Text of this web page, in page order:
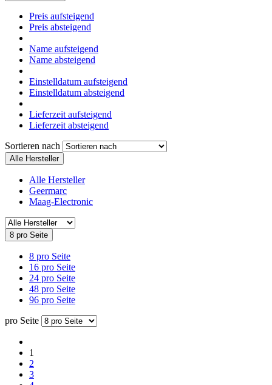
Preis aufsteigend
Preis absteigend
Name aufsteigend
Name absteigend
Einstelldatum aufsteigend
Einstelldatum absteigend
Lieferzeit aufsteigend
Lieferzeit absteigend
Sortieren nach
Alle Hersteller
Alle Hersteller
Geermarc
Maag-Electronic
8 pro Seite
8 pro Seite
16 pro Seite
24 pro Seite
48 pro Seite
96 pro Seite
pro Seite
1
2
3